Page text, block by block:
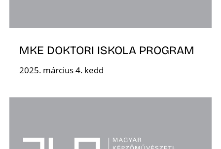
MKE DOKTORI ISKOLA PROGRAM
2025. március 4. kedd